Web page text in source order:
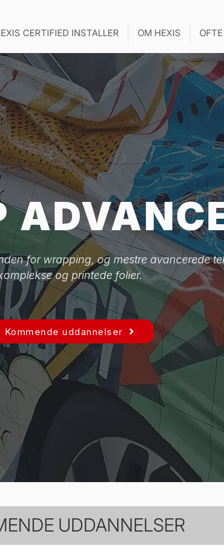
CERTIFIED INSTALLER OM HEXIS
for wrapping, og mestre avancerede
og printede folier.
Kommende uddannelser
UDDANNELSER